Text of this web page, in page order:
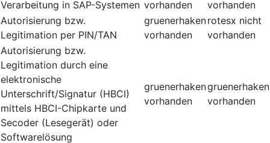
Verarbeitung in SAP-Systemen vorhanden
vorhanden
Autorisierung bzw.
Legitimation per PIN/TAN
gruenerhaken
vorhanden
rotesx nicht
vorhanden
Autorisierung bzw.
Legitimation durch eine
elektronische
Unterschrift/Signatur (HBCI)
mittels HBCI-Chipkarte und
Secoder (Lesegerät) oder
Softwarelösung
gruenerhaken
vorhanden
gruenerhaken
vorhanden